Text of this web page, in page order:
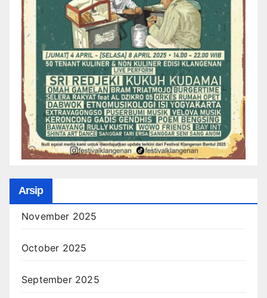
Arsip
November 2025
October 2025
September 2025